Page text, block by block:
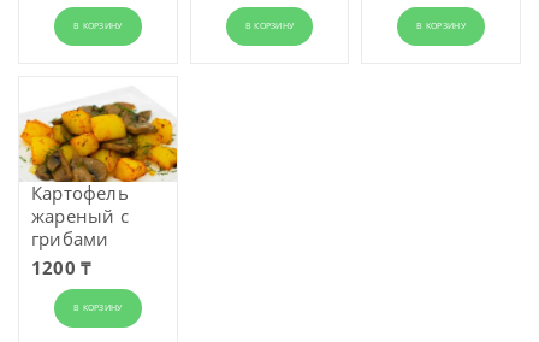
В КОРЗИНУ В КОРЗИНУ В КОРЗИНУ
Картофель
жареный с
грибами
1200 ₸
В КОРЗИНУ